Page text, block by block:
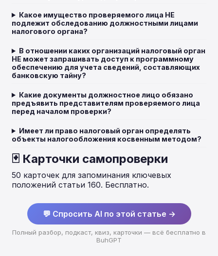
Какое имущество проверяемого лица НЕ
подлежит обследованию должностными лицами
налогового органа?
В отношении каких организаций налоговый орган
НЕ может запрашивать доступ к программному
обеспечению для учета сведений, составляющих
банковскую тайну?
Какие документы должностное лицо обязано
предъявить представителям проверяемого лица
перед началом проверки?
Имеет ли право налоговый орган определять
объекты налогообложения косвенным методом?
🃏 Карточки самопроверки
50 карточек для запоминания ключевых
положений статьи 160. Бесплатно.
💬 Спросить AI по этой статье →
Полный разбор, подкаст, квиз, карточки — всё бесплатно в
BuhGPT